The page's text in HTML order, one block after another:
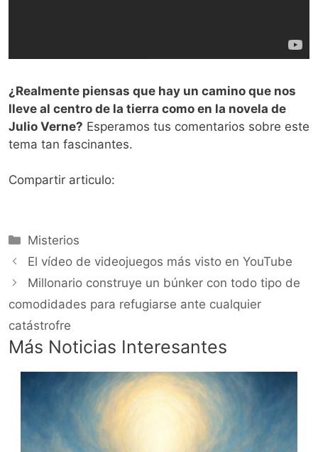
¿Realmente piensas que hay un camino que nos
lleve al centro de la tierra como en la novela de
Julio Verne? Esperamos tus comentarios sobre este
tema tan fascinantes.
Compartir articulo:
Categorías
Misterios
El vídeo de videojuegos más visto en YouTube
Millonario construye un búnker con todo tipo de
comodidades para refugiarse ante cualquier
catástrofre
Más Noticias Interesantes